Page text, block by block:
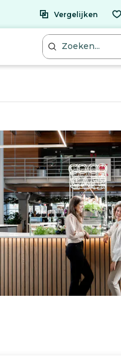
Vergelijken